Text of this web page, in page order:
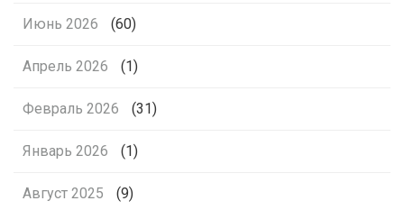
Июнь 2026 (60)
Апрель 2026 (1)
Февраль 2026 (31)
Январь 2026 (1)
Август 2025 (9)